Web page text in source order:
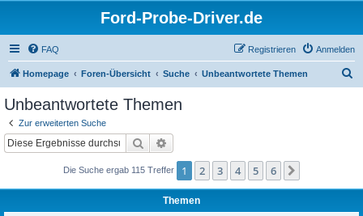
Ford-Probe-Driver.de
FAQ Anmelden
Registrieren
Homepage Foren-Übersicht Suche Unbeantwortete Themen
Unbeantwortete Themen
Zur erweiterten Suche
Suche
Die Suche ergab 115 Treffer 1 2 3 4 5 6
Themen